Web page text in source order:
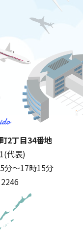
2丁目34番地
代表)
分～17時15分